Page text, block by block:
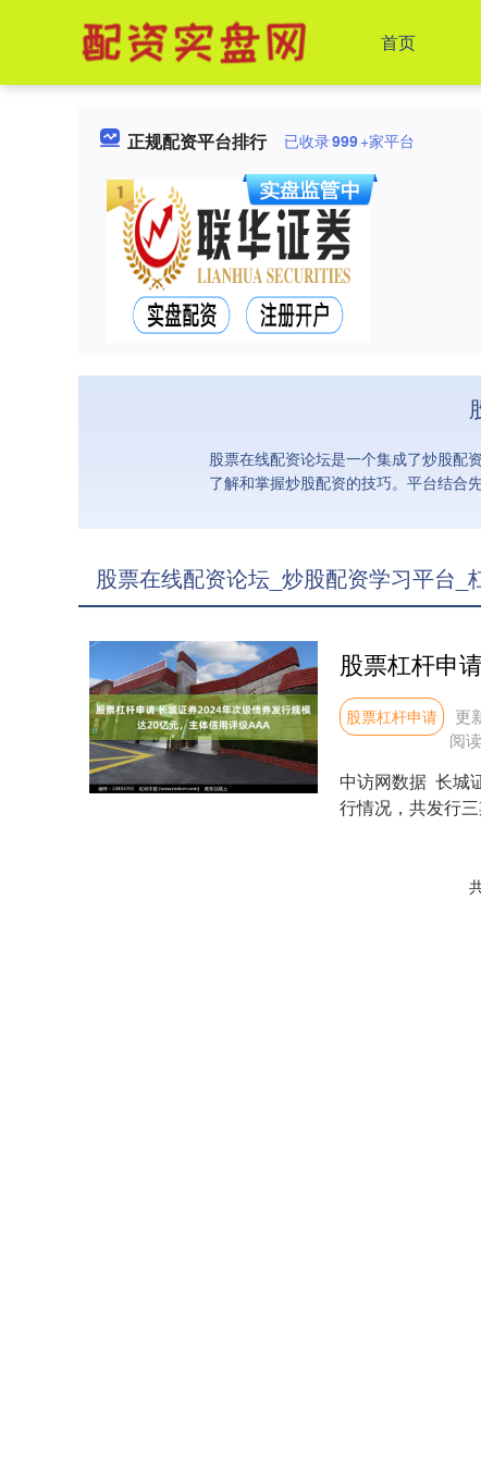
首页
正规配资平台排行 已收录999+家平台
股票在线配资论坛是一个集成了炒股配
了解和掌握炒股配资的技巧。平台结合
股票在线配资论坛_炒股配资学习平台_
股票杠杆申请 更
阅
中访网数据 长城
行情况，共发行